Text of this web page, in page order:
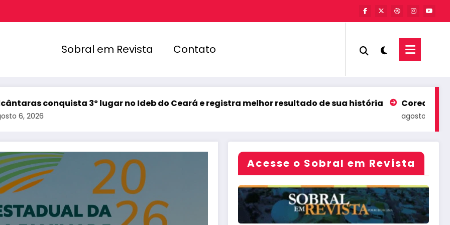
Sobral em Revista Contato
lugar no Ideb do Ceará e registra melhor resultado de sua história Coreaú comemora liderança
Acesse o Sobral em Revista